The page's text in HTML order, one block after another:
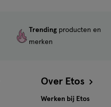
Trending producten en
merken
Over Etos
Werken bij Etos